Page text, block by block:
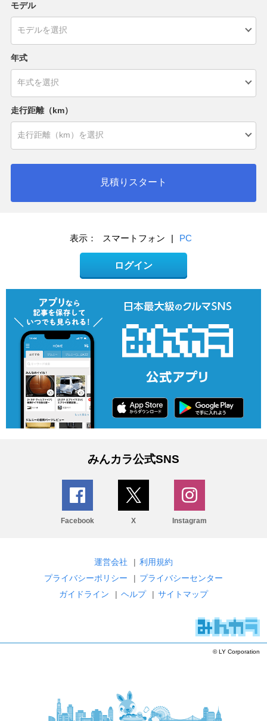
モデル
年式
走行距離（km）
見積りスタート
表示： スマートフォン | PC
ログイン
みんカラ公式SNS
Facebook X Instagram
運営会社 | 利用規約
プライバシーポリシー
| プライバシーセンター
ガイドライン
| ヘルプ | サイトマップ
© LY Corporation